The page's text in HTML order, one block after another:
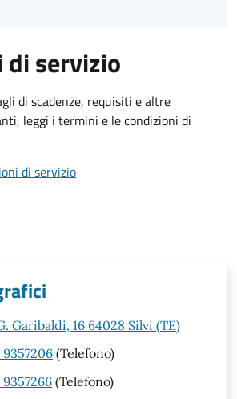
di servizio
di scadenze, requisiti e altre
leggi i termini e le condizioni di
di servizio
Garibaldi, 16 64028 Silvi (TE)
9357206 (Telefono)
(Telefono)